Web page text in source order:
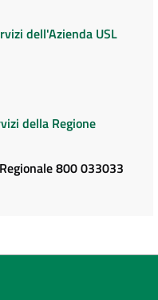
dell'Azienda USL
della Regione
800 033033